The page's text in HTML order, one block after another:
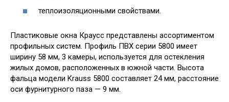
теплоизоляционными свойствами.
Пластиковые окна Краусс представлены ассортиментом
профильных систем. Профиль ПВХ серии 5800 имеет
ширину 58 мм, 3 камеры, используется для остекления
жилых домов, расположенных в южной части. Высота
фальца модели Krauss 5800 составляет 24 мм, расстояние
оси фурнитурного паза — 9 мм.